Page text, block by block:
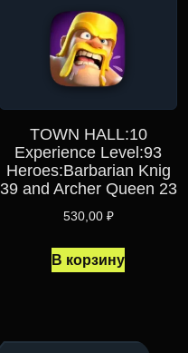
TOWN HALL:10
Experience Level:93
Heroes:Barbarian Knig
39 and Archer Queen 23
530,00 ₽
В корзину